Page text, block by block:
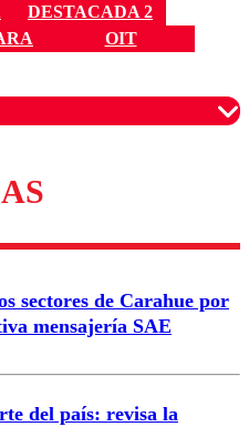
DESTACADA 2
OIT
para garantizar un
sectores de Carahue por
mensajería SAE
del país: revisa la